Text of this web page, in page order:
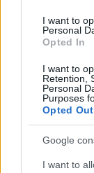
I want to
Personal
Opted In
I want to
Retention,
Personal
Purposes
Opted Out
Google
I want to